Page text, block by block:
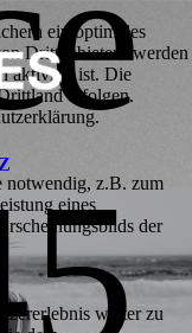
ein optimales
Drittanbietern werden
aktiviert ist. Die
erfolgen.
notwendig, z.B. zum
eines
der
weiter zu